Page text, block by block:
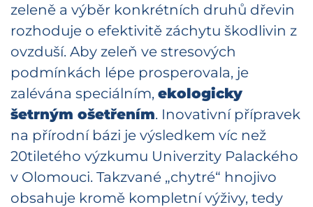
zeleně a výběr konkrétních druhů dřevin
rozhoduje o efektivitě záchytu škodlivin z
ovzduší. Aby zeleň ve stresových
podmínkách lépe prosperovala, je
zalévána speciálním, ekologicky
šetrným ošetřením. Inovativní přípravek
na přírodní bázi je výsledkem víc než
20tiletého výzkumu Univerzity Palackého
v Olomouci. Takzvané „chytré“ hnojivo
obsahuje kromě kompletní výživy, tedy